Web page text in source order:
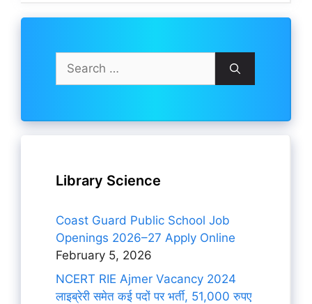
Search
for:
Library Science
Coast Guard Public School Job
Openings 2026–27 Apply Online
February 5, 2026
NCERT RIE Ajmer Vacancy 2024
लाइब्रेरी समेत कई पदों पर भर्ती, 51,000 रुपए